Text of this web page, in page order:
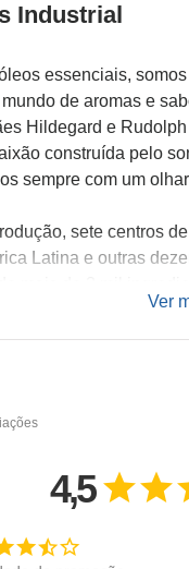
Industrial
essenciais,
de aromas e
Hildegard e
construída pelo
sempre com um
sete centros
Latina e outras
sorvetes,
para a
Ver
4,5